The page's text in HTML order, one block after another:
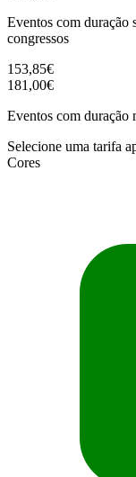
Eventos com duração
congressos
153,85€
181,00€
Eventos com duração
Selecione uma tarifa
Cores